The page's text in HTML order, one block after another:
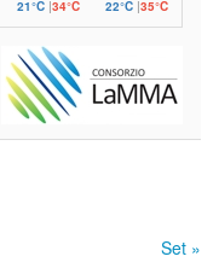
21°C|34°C 22°C |35°C
Set »